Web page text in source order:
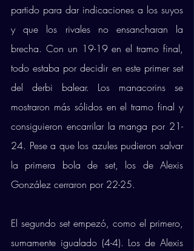
partido para dar indicaciones a los suyos
y que los rivales no ensancharan la
brecha. Con un 19-19 en el tramo final,
todo estaba por decidir en este primer set
del derbi balear. Los manacorins se
mostraron más sólidos en el tramo final y
consiguieron encarrilar la manga por 21-
24. Pese a que los azules pudieron salvar
la primera bola de set, los de Alexis
González cerraron por 22-25.
El segundo set empezó, como el primero,
sumamente igualado (4-4). Los de Alexis